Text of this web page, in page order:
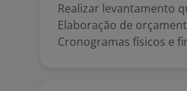
Realizar levantamento
Elaboração de
Cronogramas físicos e